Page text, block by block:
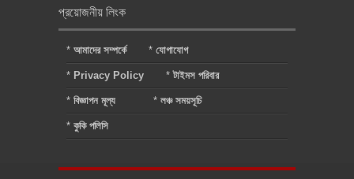
প্রয়োজনীয় লিংক
* আমাদের সম্পর্কে * যোগাযোগ
* Privacy Policy *টাইমস পরিবার
* বিজ্ঞাপন মূল্য * লঞ্চ সময়সূচি
* কুকি পলিসি